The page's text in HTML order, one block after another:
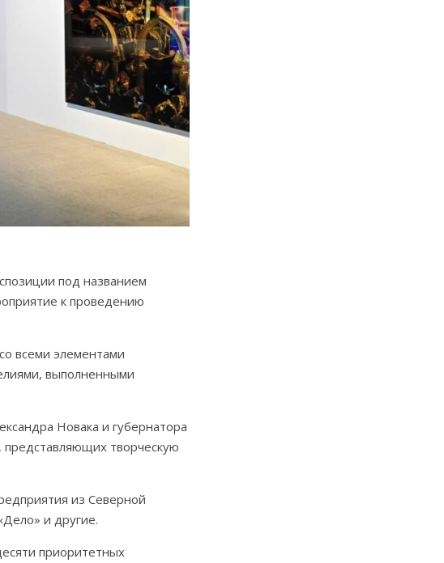
под названием
к проведению
всеми элементами
выполненными
Новака и губернатора
представляющих творческую
из Северной
и другие.
приоритетных